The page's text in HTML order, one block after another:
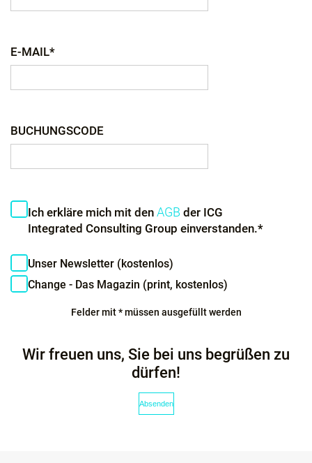
E-MAIL*
BUCHUNGSCODE
Ich erkläre mich mit den AGB der ICG
Integrated Consulting Group einverstanden.*
Unser Newsletter (kostenlos)
Change - Das Magazin (print, kostenlos)
Felder mit * müssen ausgefüllt werden
Wir freuen uns, Sie bei uns begrüßen zu
dürfen!